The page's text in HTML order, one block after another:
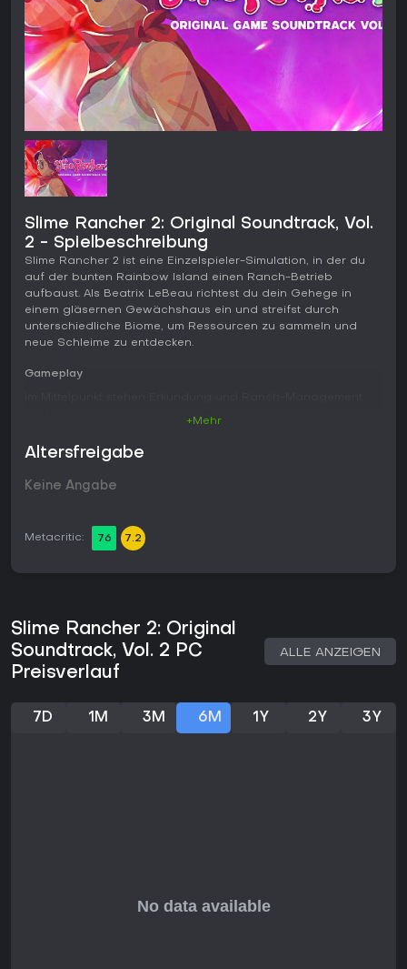
Slime Rancher 2: Original Soundtrack, Vol.
2 - Spielbeschreibung
Slime Rancher 2 ist eine Einzelspieler-Simulation, in der du
auf der bunten Rainbow Island einen Ranch-Betrieb
aufbaust. Als Beatrix LeBeau richtest du dein Gehege in
einem gläsernen Gewächshaus ein und streifst durch
unterschiedliche Biome, um Ressourcen zu sammeln und
neue Schleime zu entdecken.
Gameplay
produzieren sie Plorts, die du gegen Newbucks verkaufst
und damit Upgrades, Gadgets und Erweiterungen
finanzierst.
sich bei bestimmten Plorts zu größeren Formen verbinden.
Ein dynamisches Wettersystem mit Regen, Wind und
sich die Landschaft während deiner Ausflüge verhält.
an Bedeutung. Du erweiterst die Anlagen, verhinderst
Probleme durch gezieltes Management der Schleime und
optimierst die Produktion über clevere Gehege- und
Fütterungsplanung. Die offene Welt lädt dazu ein, immer
pflegst.
Maximierung bestimmter Plort-Erträge oder ein
+Mehr
Altersfreigabe
Keine Angabe
Metacritic: 76 7.2
Slime Rancher 2: Original
Soundtrack, Vol. 2 PC
Preisverlauf
ALLE ANZEIGEN
7D 1M 3M 6M 1Y 2Y 3Y